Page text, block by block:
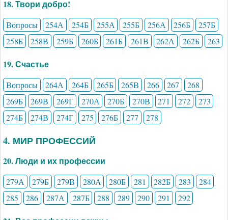
18. Твори добро!
Вопросы 254А 254Б 255А 255Б 256А 256Б
257Б
258Б
258В 259Б 260Б 261Б 261В 262А 262Б 263
19. Счастье
Вопросы 264А 264Б 265Б 265В 266 267
268
269Б
269В 269Г 270А 270Б 270В 271 272
273
274Б
274В 274Г 275 276Б 277 278
4. МИР ПРОФЕССИЙ
20. Люди и их профессии
279А 279Б 279В 280А 280Б 281 282Б 283
284
285
286 287А 287Б 288 289 290 291 292